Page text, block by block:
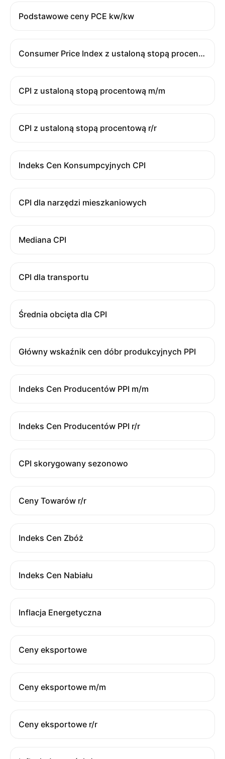
Podstawowe ceny PCE kw/kw
Consumer Price Index z ustaloną stopą procentową
CPI z ustaloną stopą procentową m/m
CPI z ustaloną stopą procentową r/r
Indeks Cen Konsumpcyjnych CPI
CPI dla narzędzi mieszkaniowych
Mediana CPI
CPI dla transportu
Średnia obcięta dla CPI
Główny wskaźnik cen dóbr produkcyjnych PPI
Indeks Cen Producentów PPI m/m
Indeks Cen Producentów PPI r/r
CPI skorygowany sezonowo
Ceny Towarów r/r
Indeks Cen Zbóż
Indeks Cen Nabiału
Inflacja Energetyczna
Ceny eksportowe
Ceny eksportowe m/m
Ceny eksportowe r/r